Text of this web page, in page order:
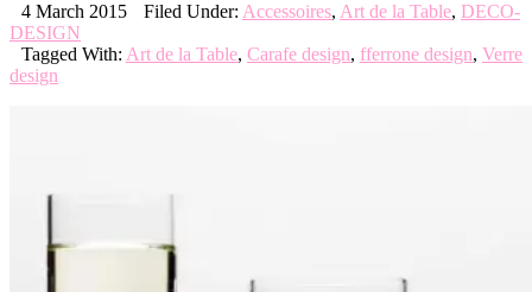
4 March 2015 Filed Under: Accessoires, Art de la Table, DECO-
DESIGN
Tagged With: Art de la Table, Carafe design, fferrone design, Verre
design